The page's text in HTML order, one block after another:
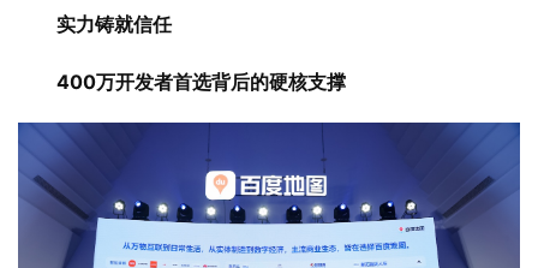
实力铸就信任
400万开发者首选背后的硬核支撑